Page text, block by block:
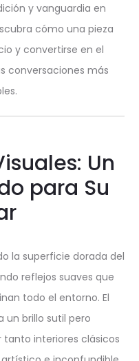
y vanguardia en
cómo una pieza
y convertirse en el
conversaciones más
Un
para Su
la superficie dorada del
reflejos suaves que
todo el entorno. El
brillo sutil pero
interiores clásicos